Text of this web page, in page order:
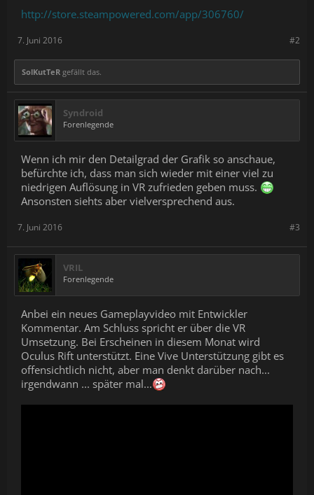
http://store.steampowered.com/app/306760/
#2
7. Juni 2016
SolKutTeR gefällt das.
Syndroid
Forenlegende
Wenn ich mir den Detailgrad der Grafik so anschaue,
befürchte ich, dass man sich wieder mit einer viel zu
niedrigen Auflösung in VR zufrieden geben muss.
Ansonsten siehts aber vielversprechend aus.
#3
7. Juni 2016
VRIL
Forenlegende
Anbei ein neues Gameplayvideo mit Entwickler
Kommentar. Am Schluss spricht er über die VR
Umsetzung. Bei Erscheinen in diesem Monat wird
Oculus Rift unterstützt. Eine Vive Unterstützung gibt es
offensichtlich nicht, aber man denkt darüber nach...
irgendwann ... später mal...